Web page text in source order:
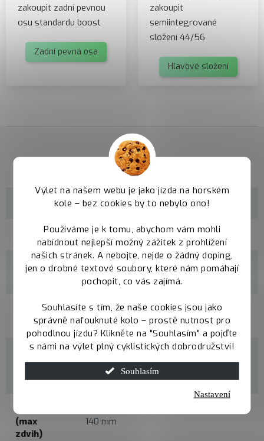
Výlet na našem webu je jako jízda na horském
kole – bez cookies by to nebylo ono!
Používáme je k tomu, abychom vám mohli
nabídnout nejlepší možný zážitek z prohlížení
našich stránek. A nebojte, nejde o žádný doping,
jen o drobné textové soubory, které nám pomáhají
pochopit, co vás zajímá.
Souhlasíte s tím, že naše cookies jsou jako
správně nafouknuté kolo – prostě nutnost pro
pohodlnou jízdu? Klikněte na "Souhlasím" a pojďte
s námi na výlet plný cyklistických dobrodružství!
Souhlasím
Nastavení
zakoupit zadní pevnou
osu standardu boost
Zadní pevná osa
zakoupit
semiintegrované
složení 44/56
Hlavové složení
Parametry
Kategorie Trail rámy Qayron
velikosti M / L / XL
materiál
100% CrMo Butted
průměr
29"
maximální
šířka
pláště
2,5"
(max
zdvih)
140 mm